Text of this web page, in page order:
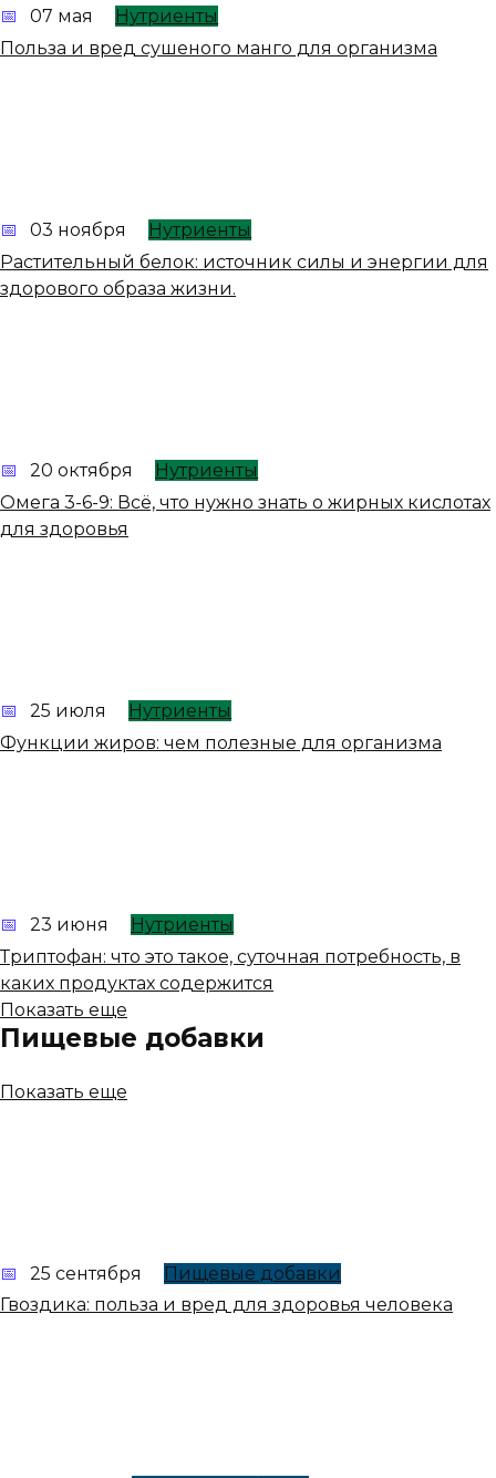
07 мая
Нутриенты
Польза и вред сушеного манго для организма
03 ноября
Нутриенты
Растительный белок: источник силы и энергии для
здорового образа жизни.
20 октября
Нутриенты
Омега 3-6-9: Всё, что нужно знать о жирных кислотах
для здоровья
25 июля
Нутриенты
Функции жиров: чем полезные для организма
23 июня
Нутриенты
Триптофан: что это такое, суточная потребность, в
каких продуктах содержится
Показать еще
Пищевые добавки
Показать еще
25 сентября
Пищевые добавки
Гвоздика: польза и вред для здоровья человека